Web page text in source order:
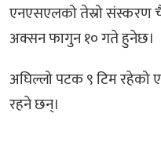
एनएसएलको तेस्रो संस्करण
अक्सन फागुन १० गते हुनेछ।
अघिल्लो पटक ९ टिम रहेको
रहने छन्।